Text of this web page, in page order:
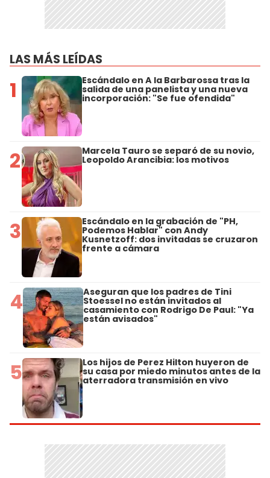
LAS MÁS LEÍDAS
1 Escándalo en A la Barbarossa tras la
salida de una panelista y una nueva
incorporación: "Se fue ofendida"
2 Marcela Tauro se separó de su novio,
Leopoldo Arancibia: los motivos
3 Escándalo en la grabación de "PH,
Podemos Hablar" con Andy
Kusnetzoff: dos invitadas se cruzaron
frente a cámara
4 Aseguran que los padres de Tini
Stoessel no están invitados al
casamiento con Rodrigo De Paul: "Ya
están avisados"
5 Los hijos de Perez Hilton huyeron de
su casa por miedo minutos antes de la
aterradora transmisión en vivo